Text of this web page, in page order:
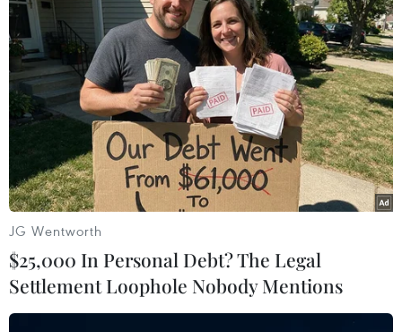
Chiều 22/2, giá dầu châu Á đi xuống trong
nỗi thấp thỏm về lãi suất
22/02/2023 11:08
Vào lúc 14 giờ 21 phút giờ Việt Nam, giá dầu Brent giao
JG Wentworth
$25,000 In Personal Debt? The Legal
Settlement Loophole Nobody Mentions